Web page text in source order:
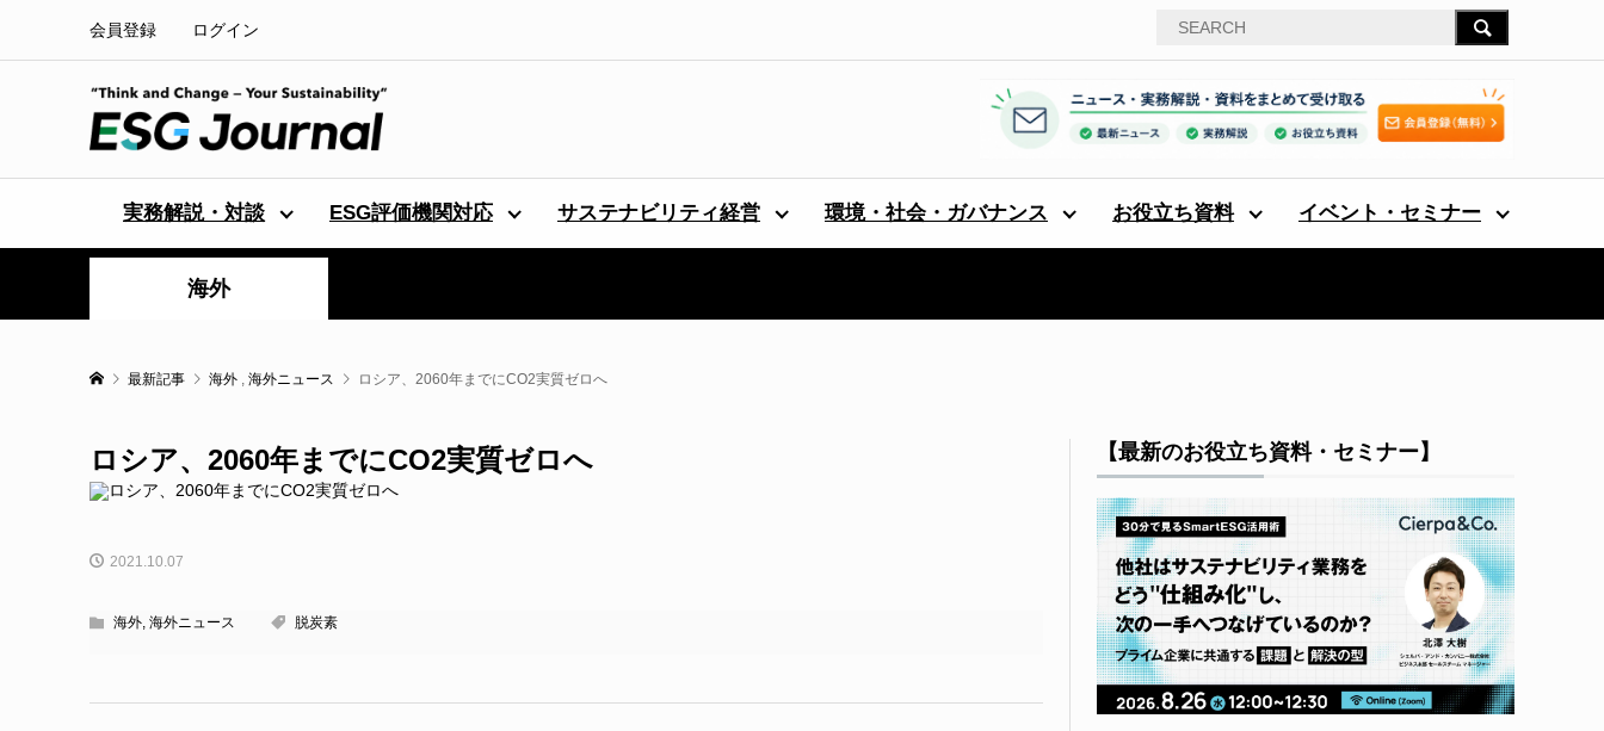
会員登録 ログイン
実務解説・対談 ESG評価機関対応 サステナビリティ経営 環境・社会・ガバナンス お役立ち資料 イベント・セミナー
海外
最新記事 海外 , 海外ニュース ロシア、2060年までにCO2実質ゼロへ
ロシア、2060年までにCO2実質ゼロへ
2021.10.07
海外, 海外ニュース 脱炭素
【最新のお役立ち資料・セミナー】